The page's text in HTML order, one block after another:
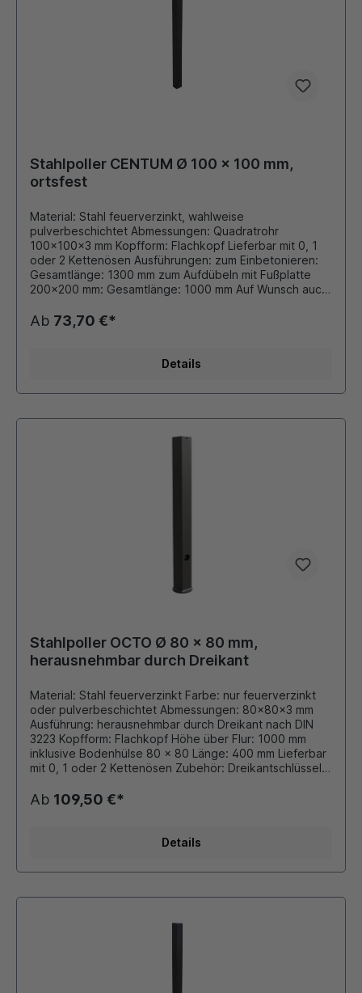
Stahlpoller CENTUM Ø 100 x 100 mm,
ortsfest
Material: Stahl feuerverzinkt, wahlweise
pulverbeschichtet Abmessungen: Quadratrohr
100x100x3 mm Kopfform: Flachkopf Lieferbar mit 0, 1
oder 2 Kettenösen Ausführungen: zum Einbetonieren:
Gesamtlänge: 1300 mm zum Aufdübeln mit Fußplatte
200x200 mm: Gesamtlänge: 1000 mm Auf Wunsch auch
beklebt. Durch eigene Pulverbeschichtungsanlage ist
auch eine Beschichtung in unseren Standard - RAL
montierten Ösen für Absperrketten werden
ausgeführt.
Ab 73,70 €*
Details
Stahlpoller OCTO Ø 80 x 80 mm,
herausnehmbar durch Dreikant
Material: Stahl feuerverzinkt Farbe: nur feuerverzinkt
oder pulverbeschichtet Abmessungen: 80x80x3 mm
Ausführung: herausnehmbar durch Dreikant nach DIN
3223 Kopfform: Flachkopf Höhe über Flur: 1000 mm
inklusive Bodenhülse 80 x 80 Länge: 400 mm Lieferbar
mit 0, 1 oder 2 Kettenösen Zubehör: Dreikantschlüssel
Wunsch auch mit retroreflektiernender Folie, 100 mm
von oben beklebt. Durch eigene
Beschichtung in unseren RAL oder DB - Farben möglich.
Ab 109,50 €*
Details